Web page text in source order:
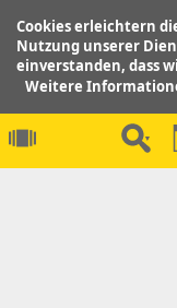
Cookies erleichtern
Nutzung unserer
einverstanden, dass
Weitere